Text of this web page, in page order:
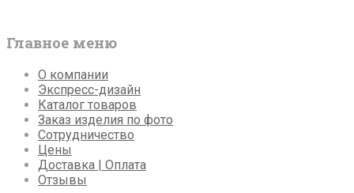
Главное меню
О компании
Экспресс-дизайн
Каталог товаров
Заказ изделия по фото
Сотрудничество
Цены
Доставка | Оплата
Отзывы